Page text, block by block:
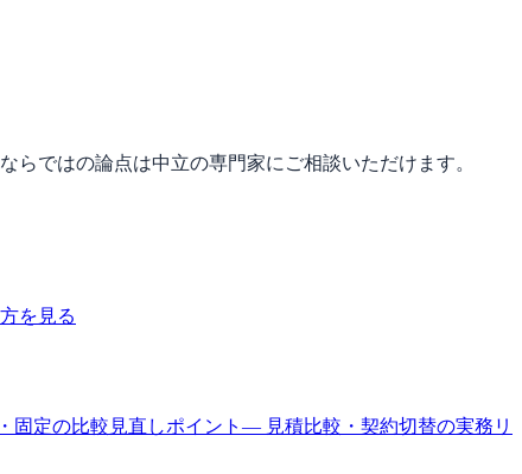
ではの論点は中立の専門家にご相談いただけます。
を見る
固定の比較 見直しポイント — 見積比較・契約切替の実務 リ